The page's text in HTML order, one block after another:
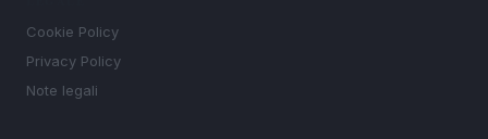
Cookie Policy
Privacy Policy
Note legali